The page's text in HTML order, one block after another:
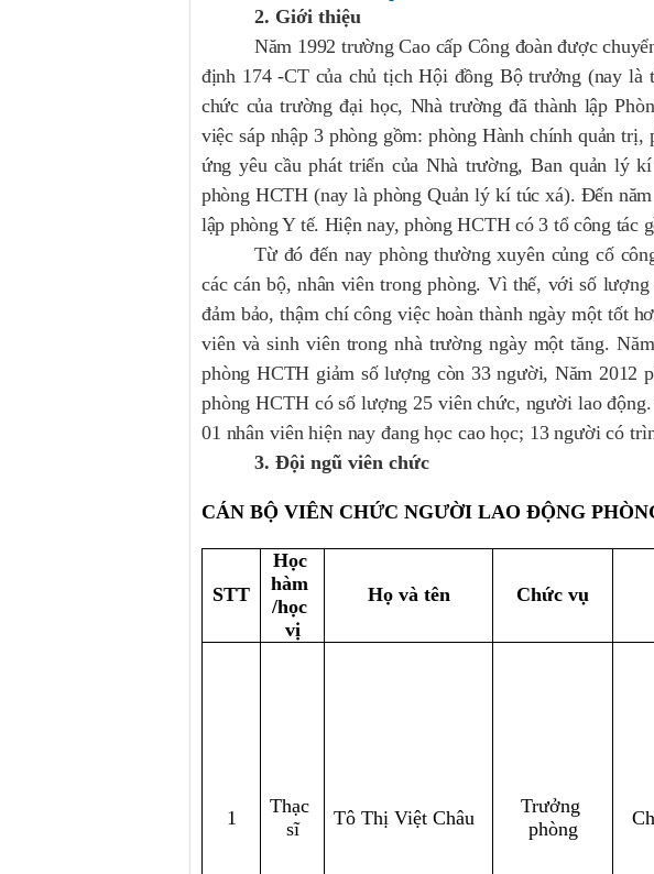
2. Giới thiệu
Năm 1992 trường Cao cấp Công đoàn được
định 174 -CT của chủ tịch Hội đồng Bộ trưởng (nay
chức của trường đại học, Nhà trường đã thành lập
việc sáp nhập 3 phòng gồm: phòng Hành chính quản
ứng yêu cầu phát triển của Nhà trường, Ban quản lý
phòng HCTH (nay là phòng Quản lý kí túc xá). Đến
lập phòng Y tế. Hiện nay, phòng HCTH có 3 tổ công tác
Từ đó đến nay phòng thường xuyên củng cố
các cán bộ, nhân viên trong phòng. Vì thế, với số
đảm bảo, thậm chí công việc hoàn thành ngày một tốt
viên và sinh viên trong nhà trường ngày một tăng.
phòng HCTH giảm số lượng còn 33 người, Năm
phòng HCTH có số lượng 25 viên chức, người lao
01 nhân viên hiện nay đang học cao học; 13 người có
3. Đội ngũ viên chức
CÁN BỘ VIÊN CHỨC NGƯỜI LAO ĐỘNG
STT
Học
hàm
/học
vị
Họ và tên Chức vụ
1
Thạc
sĩ
Tô Thị Việt Châu
Trưởng
phòng